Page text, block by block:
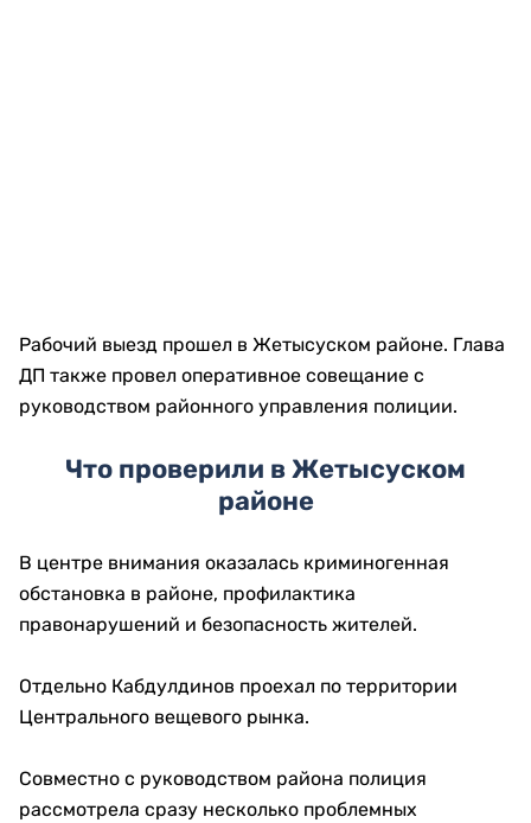
Рабочий выезд прошел в Жетысуском районе. Глава
ДП также провел оперативное совещание с
руководством районного управления полиции.
Что проверили в Жетысуском
районе
В центре внимания оказалась криминогенная
обстановка в районе, профилактика
правонарушений и безопасность жителей.
Отдельно Кабдулдинов проехал по территории
Центрального вещевого рынка.
Совместно с руководством района полиция
рассмотрела сразу несколько проблемных